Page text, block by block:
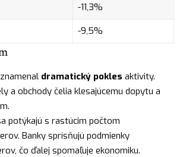
-11,3%
-9,5%
dramatický pokles aktivity.
a obchody čelia klesajúcemu dopytu a
potýkajú s rastúcim počtom
Banky sprísňujú podmienky
čo ďalej spomaľuje ekonomiku.